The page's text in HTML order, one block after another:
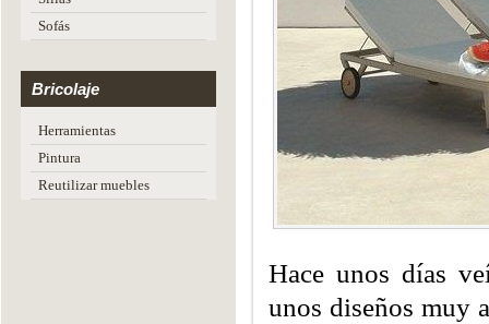
Sofás
Bricolaje
Herramientas
Pintura
Reutilizar muebles
Hace unos días
unos diseños muy